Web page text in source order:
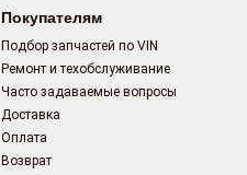
Покупателям
Подбор запчастей по VIN
Ремонт и техобслуживание
Часто задаваемые вопросы
Доставка
Оплата
Возврат